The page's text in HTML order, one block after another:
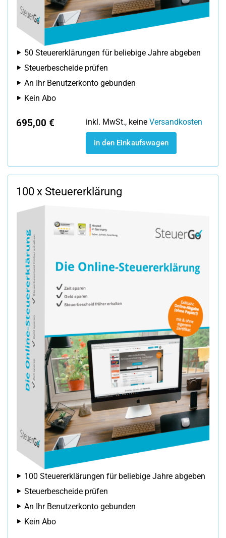
50 Steuererklärungen für beliebige Jahre abgeben
Steuerbescheide prüfen
An Ihr Benutzerkonto gebunden
Kein Abo
695,00 € inkl. MwSt., keine Versandkosten
in den Einkaufswagen
100 x Steuererklärung
100 Steuererklärungen für beliebige Jahre abgeben
Steuerbescheide prüfen
An Ihr Benutzerkonto gebunden
Kein Abo